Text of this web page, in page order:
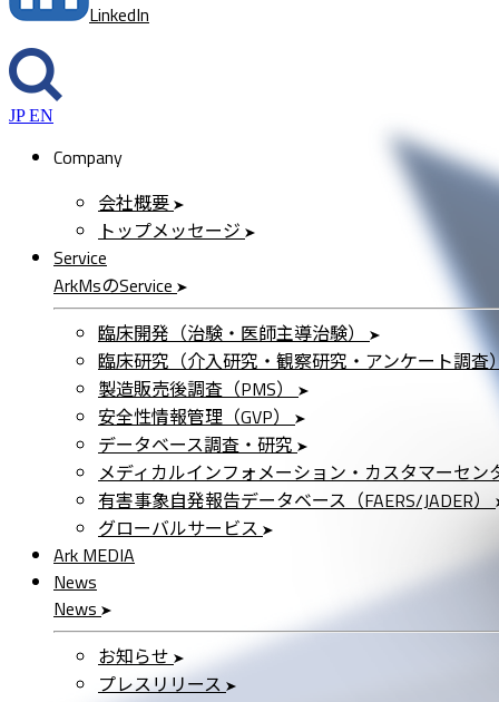
LinkedIn
JP EN
Company
会社概要
トップメッセージ
Service
ArkMsのService
臨床開発（治験・医師主導治験）
臨床研究（介入研究・観察研究・アンケート調査
製造販売後調査（PMS）
安全性情報管理（GVP）
データベース調査・研究
メディカルインフォメーション・カスタマーセン
有害事象自発報告データベース（FAERS/JADER）
グローバルサービス
Ark MEDIA
News
News
お知らせ
プレスリリース